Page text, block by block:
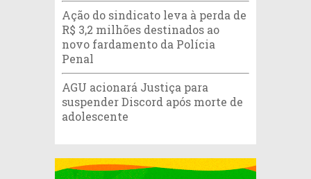
Ação do sindicato leva à perda de
R$ 3,2 milhões destinados ao
novo fardamento da Polícia
Penal
AGU acionará Justiça para
suspender Discord após morte de
adolescente